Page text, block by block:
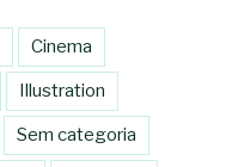
Cinema
Illustration
Sem categoria